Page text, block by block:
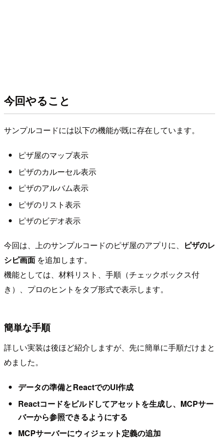
今回やること
サンプルコードには以下の機能が既に存在しています。
ピザ屋のマップ表示
ピザのカルーセル表示
ピザのアルバム表示
ピザのリスト表示
ピザのビデオ表示
今回は、上のサンプルコードのピザ屋のアプリに、
ピザのレ
シピ画面 を追加します。
機能としては、材料リスト、手順（チェックボックス付
き）、プロのヒントをタブ形式で表示します。
簡単な手順
詳しい実装は後ほど紹介しますが、先に簡単に手順だけまと
めました。
データの準備とReactでのUI作成
Reactコードをビルドしてアセットを生成し、MCPサー
バーから参照できるようにする
MCPサーバーにウィジェット定義の追加